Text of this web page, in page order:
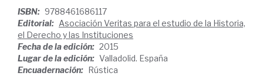
ISBN: 9788461686117
Editorial: Asociación Veritas para el estudio de la Historia,
el Derecho y las Instituciones
Fecha de la edición: 2015
Lugar de la edición: Valladolid. España
Encuadernación: Rústica